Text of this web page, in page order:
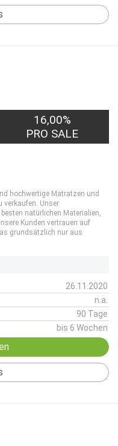
16,00%
PRO SALE
hochwertige Matratzen und
verkaufen. Unser
natürlichen Materialien,
Kunden vertrauen auf
grundsätzlich nur aus
26.11.2020
n.a.
90 Tage
bis 6 Wochen